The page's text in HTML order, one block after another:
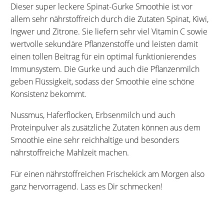
Dieser super leckere Spinat-Gurke Smoothie ist vor
allem sehr nährstoffreich durch die Zutaten Spinat, Kiwi,
Ingwer und Zitrone. Sie liefern sehr viel Vitamin C sowie
wertvolle sekundäre Pflanzenstoffe und leisten damit
einen tollen Beitrag für ein optimal funktionierendes
Immunsystem. Die Gurke und auch die Pflanzenmilch
geben Flüssigkeit, sodass der Smoothie eine schöne
Konsistenz bekommt.
Nussmus, Haferflocken, Erbsenmilch und auch
Proteinpulver als zusätzliche Zutaten können aus dem
Smoothie eine sehr reichhaltige und besonders
nährstoffreiche Mahlzeit machen.
Für einen nährstoffreichen Frischekick am Morgen also
ganz hervorragend. Lass es Dir schmecken!